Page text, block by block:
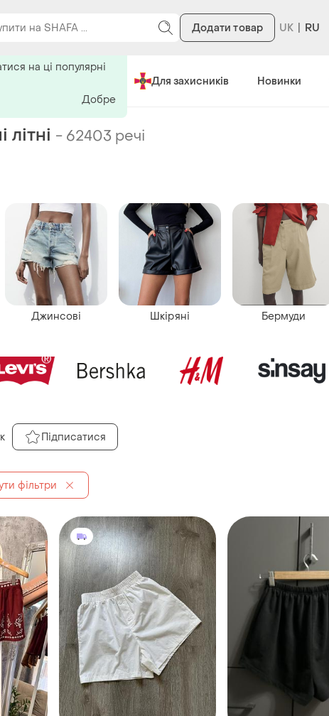
Додати товар RU
Для захисників Новинки
- 62403 речі
Джинсові Шкіряні Бермуди
фільтри
Підписатися
на ці популярні
Добре